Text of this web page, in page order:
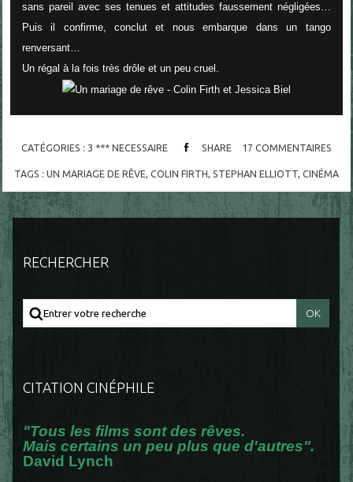
sans pareil avec ses tenues et attitudes faussement négligées…
Puis il confirme, conclut et nous embarque dans un tango
renversant…
Un régal à la fois très drôle et un peu cruel.
CATÉGORIES : 3 *** NECESSAIRE SHARE 17 COMMENTAIRES
TAGS : UN MARIAGE DE RÊVE COLIN FIRTH STEPHAN ELLIOTT, CINÉMA
RECHERCHER
CITATION CINÉPHILE
"Tous les films sont des rêves.
Mais certains un peu plus que d'autres".
David Lynch